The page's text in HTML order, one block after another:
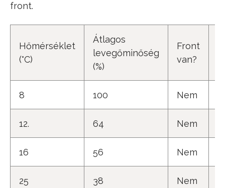
front.
Hőmérséklet
(°C)
Átlagos
levegőminőség
(%)
Front
van?
8 100 Nem
12. 64 Nem
16 56 Nem
25 38 Nem